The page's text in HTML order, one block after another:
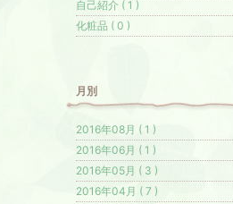
自己紹介 ( 1 )
化粧品 ( 0 )
月別
2016年08月 ( 1 )
2016年06月 ( 1 )
2016年05月 ( 3 )
2016年04月 ( 7 )